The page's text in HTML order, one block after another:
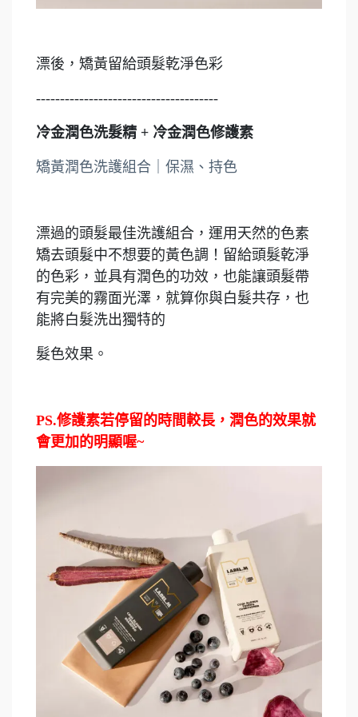
漂後，矯黃留給頭髮乾淨色彩
--------------------------------------
冷金潤色洗髮精 + 冷金潤色修護素
矯黃潤色洗護組合｜保濕、持色
漂過的頭髮最佳洗護組合，運用天然的色素
矯去頭髮中不想要的黃色調！留給頭髮乾淨
的色彩，並具有潤色的功效，也能讓頭髮帶
有完美的霧面光澤，就算你與白髮共存，也
能將白髮洗出獨特的
髮色效果。
PS.修護素若停留的時間較長，潤色的效果就
會更加的明顯喔~